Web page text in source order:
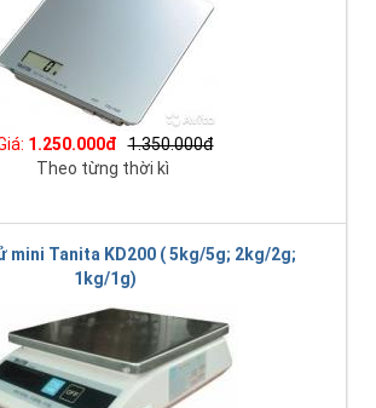
1.250.000đ 1.350.000đ
Theo từng thời kì
mini Tanita KD200 ( 5kg/5g; 2kg/2g;
1kg/1g)